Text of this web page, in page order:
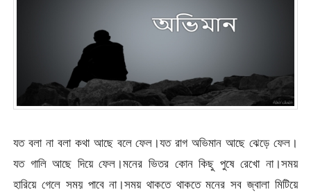
যত বলা না বলা কথা আছে বলে ফেল।যত রাগ অভিমান আছে ঝেড়ে ফেল।
যত গালি আছে দিয়ে ফেল।মনের ভিতর কোন কিছু পুষে রেখো না।সময়
হারিয়ে গেলে সময় পাবে না।সময় থাকতে থাকতে মনের সব জ্বালা মিটিয়ে